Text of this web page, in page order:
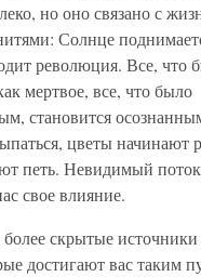
но оно связано с
Солнце
революция. Все, что
мертвое, все, что было
становится
цветы начинают
петь. Невидимый
свое влияние.
более скрытые
достигают вас таким